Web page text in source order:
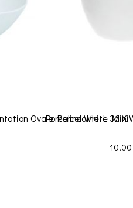
Ovale Porcelaine L 36 X
Porcelino White Mini
Prix